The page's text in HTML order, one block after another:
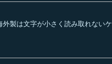
製は文字が小さく読み取れないケ